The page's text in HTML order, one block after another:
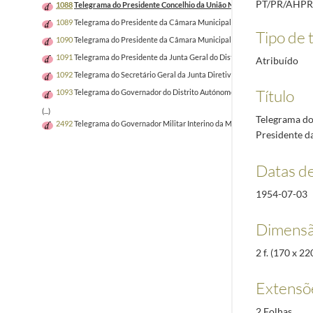
1088Telegrama do Presidente Concelhio da União Nacional da Lourinhã,
1089Telegrama do Presidente da Câmara Municipal de S. João da
1090Telegrama do Presidente da Câmara Municipal de Leiria, Magalhães
1091 Telegrama do Presidente da Junta Geral do Distrito de Angra do
1092Telegrama do Secretário Geral da Junta Diretiva Amigos de Olivença
1093Telegrama do Governador do Distrito Autónomo da Horta ao
(...)
2492Telegrama do Governador Militar Interino da Madeira ao Chefe da
PT/PR/
Tipo de
Atribuído
Título
Telegrama
Presidente
Datas
1954-07-03
2 f. (170 x